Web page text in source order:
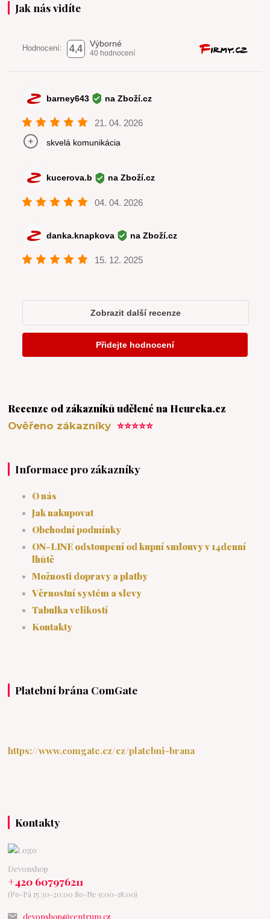
Jak nás vidíte
Recenze od zákazníků udělené na Heureka.cz
Ověřeno zákazníky⭐⭐⭐⭐⭐
Informace pro zákazníky
O nás
Jak nakupovat
Obchodní podmínky
ON-LINE odstoupení od kupní smlouvy v 14denní
lhůtě
Možnosti dopravy a platby
Věrnostní systém a slevy
Tabulka velikostí
Kontakty
Platební brána ComGate
https://www.comgate.cz/cz/platebni-brana
Kontakty
Devonshop
+420 607976211
(Po-Pá 15:30-20:00 So-Ne 9:00-18:00)
devonshop@centrum.cz